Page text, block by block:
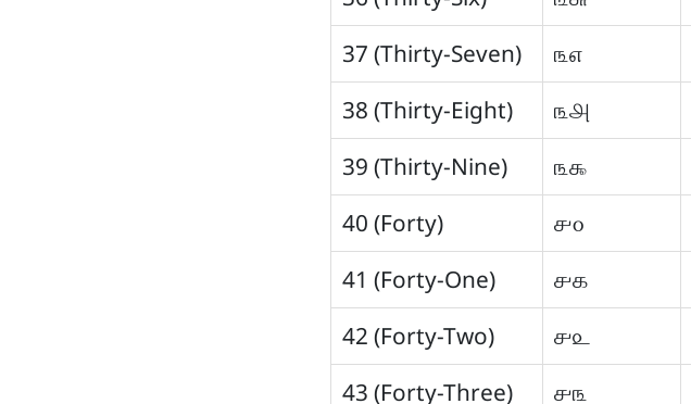
37 (Thirty-Seven)
௩௭
38 (Thirty-Eight)
௩௮
39 (Thirty-Nine)
௩௯
40 (Forty)
௪௦
41 (Forty-One)
௪௧
42 (Forty-Two)
௪௨
43 (Forty-Three)
௪௩